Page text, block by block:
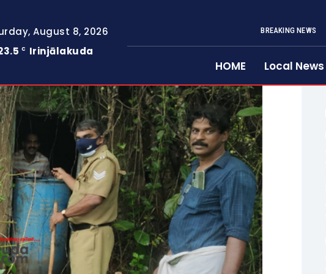
August 8, 2026
C Irinjālakuda
BREAKING NEWS
HOME Local News